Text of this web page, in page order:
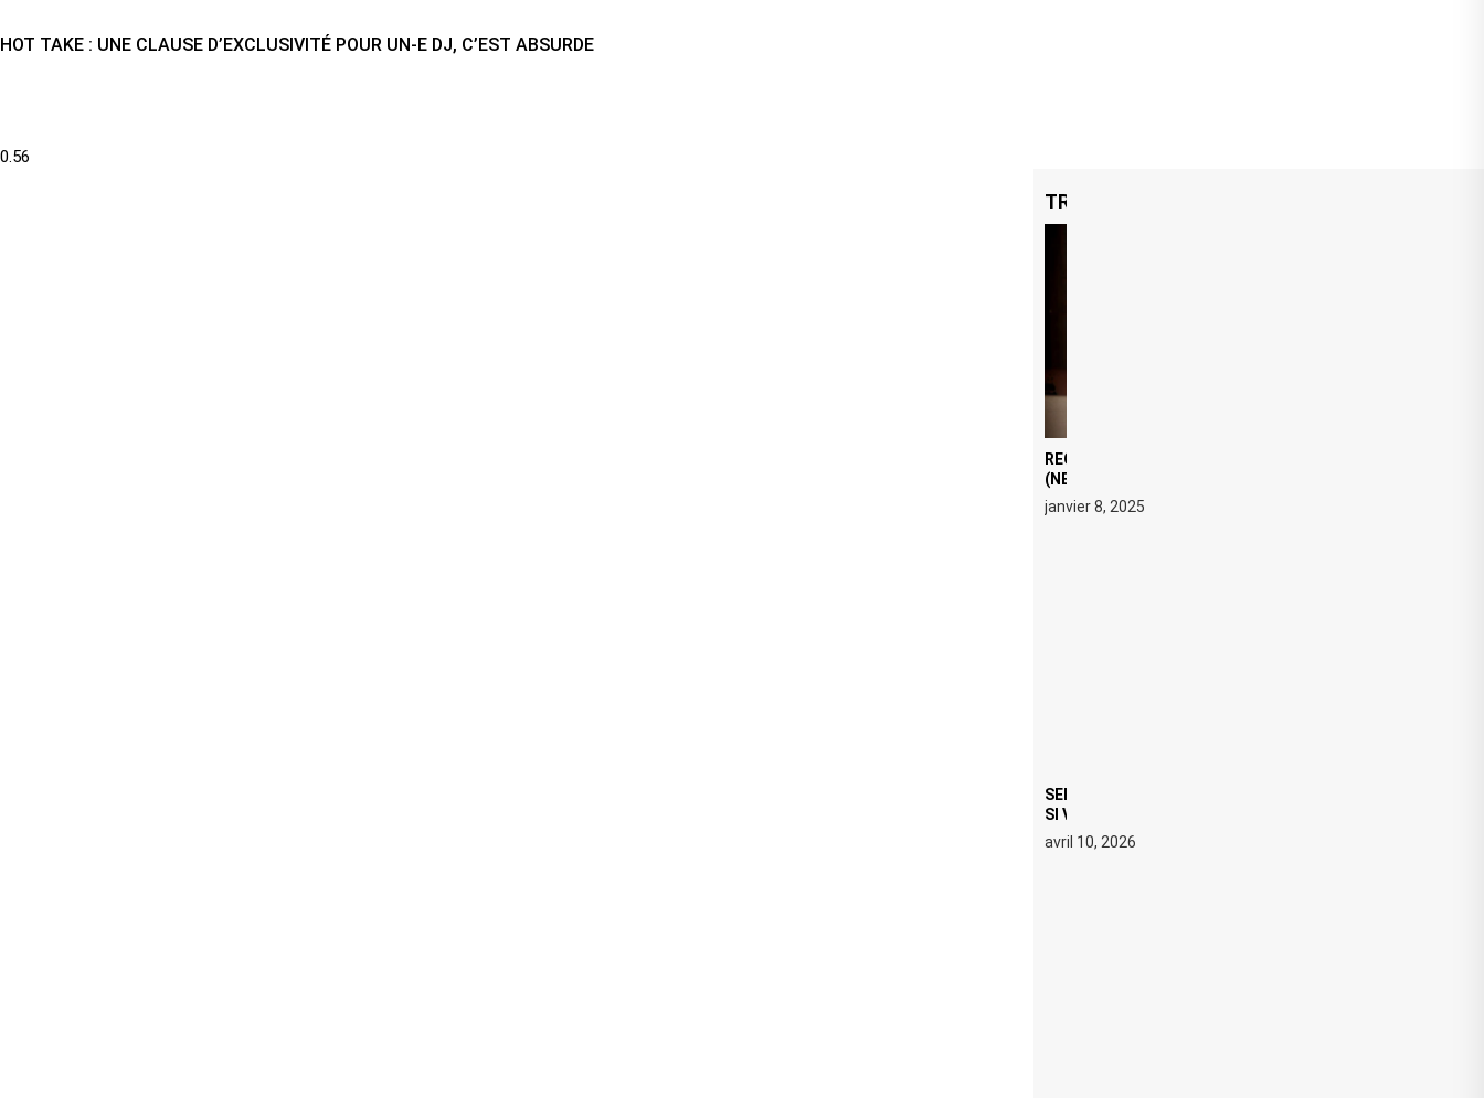
HOT TAKE : UNE CLAUSE D’EXCLUSIVITÉ POUR UN-E DJ, C’EST ABSURDE
TRENDING NOW
REGARD ÉDITORIAL SUR JE M’APPELLE TIM
(NETFLIX) : AVICII, OU LE DOUBLE VISAGE D’UNE
ICÔNE SURCHAUFFÉE
janvier 8, 2025
SERATO DJ PRO 4.0.6 : CE QUE ÇA CHANGE, MÊME
SI VOUS N’ÊTES NI DJ NI PRODUCTEUR·ICE
avril 10, 2026